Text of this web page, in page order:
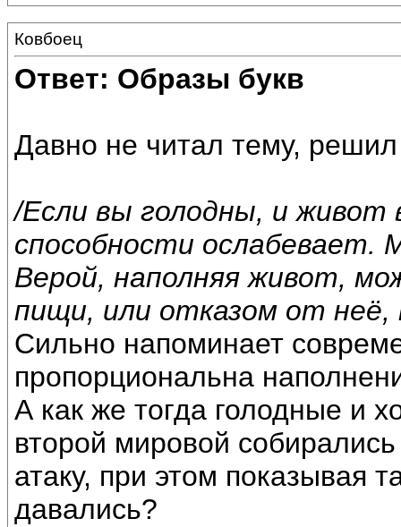
Ковбоец
Ответ: Образы букв
Давно не читал тему, решил
/Если вы голодны, и живот
способности ослабевает.
Верой, наполняя живот,
пищи, или отказом от
Сильно напоминает
пропорциональна
А как же тогда голодные и
второй мировой
атаку, при этом показывая
давались?